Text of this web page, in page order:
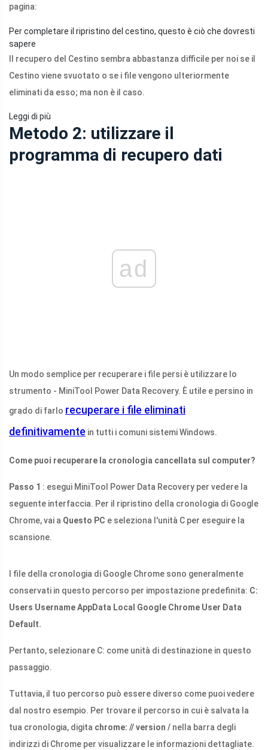
pagina:
Per completare il ripristino del cestino, questo è ciò che dovresti
sapere
Il recupero del Cestino sembra abbastanza difficile per noi se il
Cestino viene svuotato o se i file vengono ulteriormente
eliminati da esso; ma non è il caso.
Leggi di più
Metodo 2: utilizzare il
programma di recupero dati
ad
Un modo semplice per recuperare i file persi è utilizzare lo
strumento - MiniTool Power Data Recovery. È utile e persino in
grado di farlo recuperare i file eliminati
definitivamente in tutti i comuni sistemi Windows.
Come puoi recuperare la cronologia cancellata sul computer?
Passo 1 : esegui MiniTool Power Data Recovery per vedere la
seguente interfaccia. Per il ripristino della cronologia di Google
Chrome, vai a Questo PC e seleziona l'unità C per eseguire la
scansione.
I file della cronologia di Google Chrome sono generalmente
conservati in questo percorso per impostazione predefinita: C:
Users Username AppData Local Google Chrome User Data
Default.
Pertanto, selezionare C: come unità di destinazione in questo
passaggio.
Tuttavia, il tuo percorso può essere diverso come puoi vedere
dal nostro esempio. Per trovare il percorso in cui è salvata la
tua cronologia, digita chrome: // version / nella barra degli
indirizzi di Chrome per visualizzare le informazioni dettagliate.